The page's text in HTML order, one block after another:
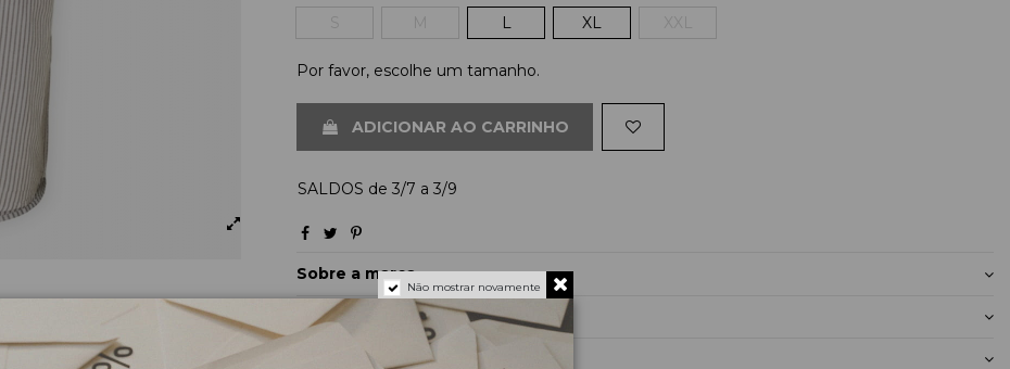
L XL
Por favor, escolhe um tamanho.
ADICIONAR AO CARRINHO
SALDOS de 3/7 a 3/9
Sobre a marca
Envios e pagamentos
Devoluções e trocas
Não mostrar novamente